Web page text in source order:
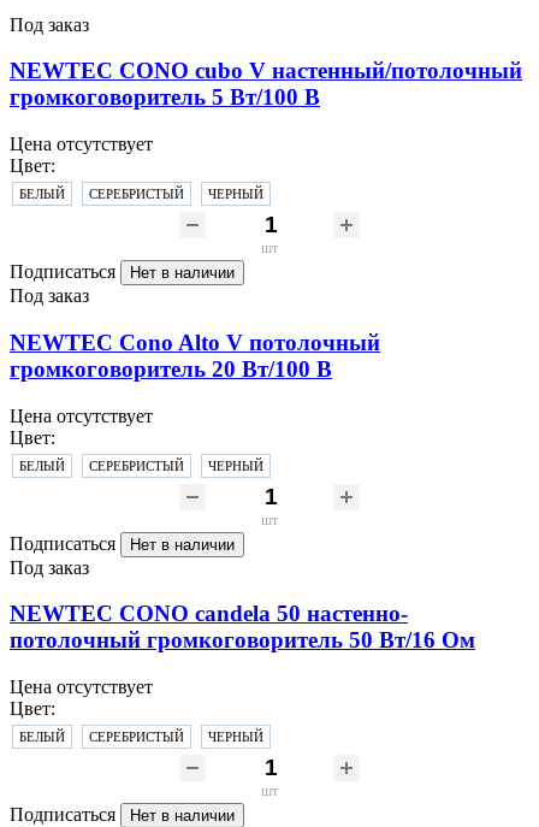
Под заказ
NEWTEC CONO cubo V настенный/потолочный
громкоговоритель 5 Вт/100 B
Цена отсутствует
Цвет:
БЕЛЫЙ СЕРЕБРИСТЫЙ ЧЕРНЫЙ
шт
Подписаться Нет в наличии
Под заказ
NEWTEC Cono Alto V потолочный
громкоговоритель 20 Вт/100 В
Цена отсутствует
Цвет:
БЕЛЫЙ СЕРЕБРИСТЫЙ ЧЕРНЫЙ
шт
Подписаться Нет в наличии
Под заказ
NEWTEC CONO candela 50 настенно-
потолочный громкоговоритель 50 Вт/16 Ом
Цена отсутствует
Цвет:
БЕЛЫЙ СЕРЕБРИСТЫЙ ЧЕРНЫЙ
шт
Подписаться Нет в наличии